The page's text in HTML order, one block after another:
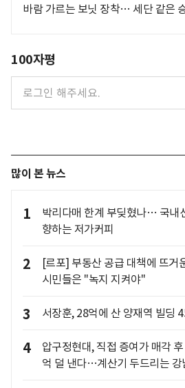
바람 가르는 보닛 장착… 세단 같은
100자평
많이 본 뉴스
1
박리다매 한계 부딪혔나… 국내
향하는 저가커피
2
[르포] 부동산 공급 대책에 뜨
시민들은 "녹지 지켜야"
3 서장훈, 28억에 산 양재역 빌딩
4
압구정현대, 직접 증여가 매각
억 덜 낸다…계산기 두드리는 강